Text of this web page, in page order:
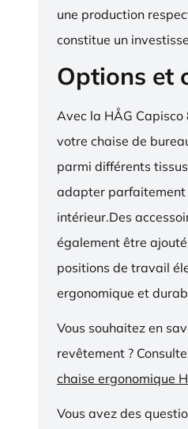
une production
constitue un
Options et
Avec la HÅG
votre chaise de
parmi différents
adapter
intérieur.Des
également être
positions de travail
ergonomique et
Vous souhaitez en
revêtement ?
chaise ergonomique
Vous avez des